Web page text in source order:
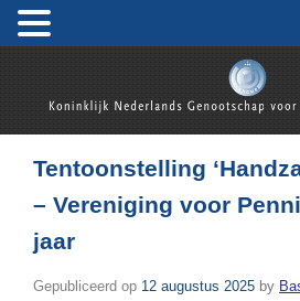
Koninklijk Nederlands
Tentoonstelling
– Vereniging voor
jaar
Gepubliceerd op 12 augustus 2025 by